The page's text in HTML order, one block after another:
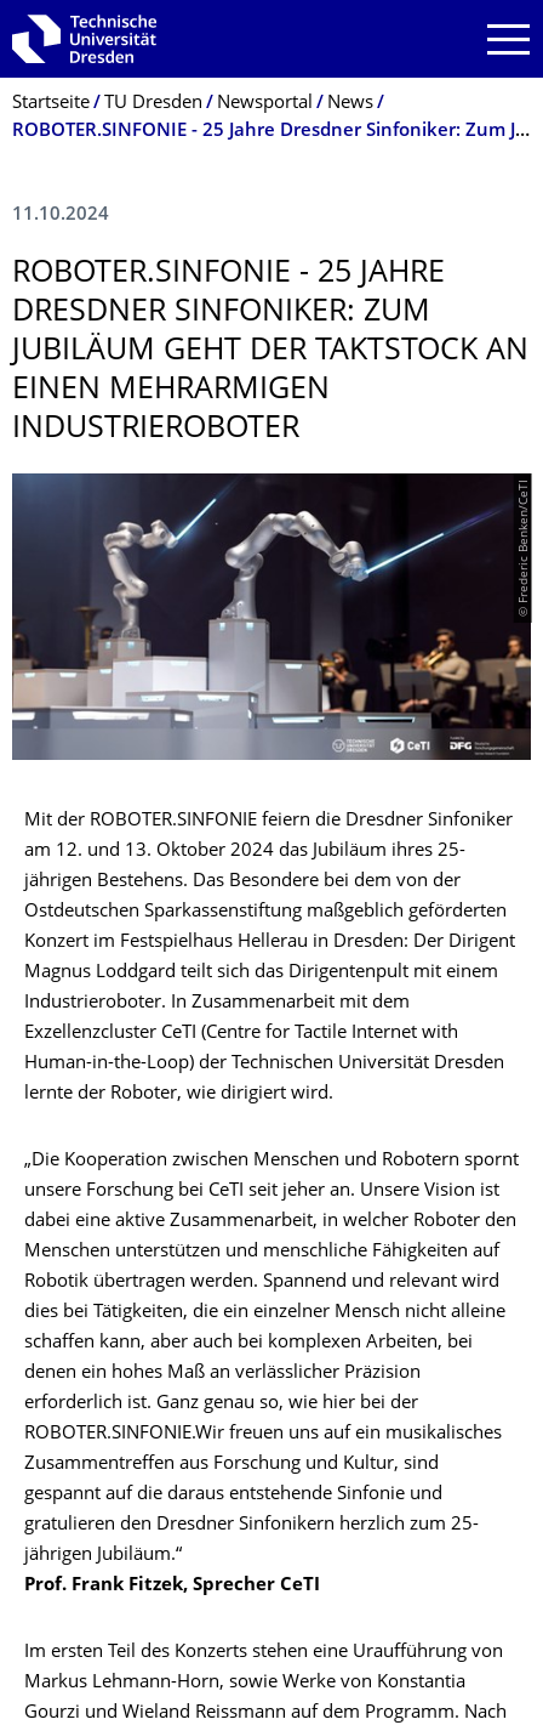
Zur Hauptnavigation springen
Zur Suche springen
Zum Inhalt springen
Breadcrumb-Menü
Startseite TU Dresden Newsportal
News
ROBOTER.SINFONIE - 25 Jahre Dresdner Sinfoniker: Zum Jubiläum geht der Taktstock an einen mehrarmigen Industrieroboter
11.10.2024
ROBOTER.SINFONIE - 25 JAHRE
DRESDNER SINFONIKER: ZUM
JUBILÄUM GEHT DER TAKTSTOCK AN
EINEN MEHRARMIGEN
INDUSTRIEROBO­TER
© Frederic Benken/CeTI
Mit der ROBOTER.SINFONIE feiern die Dresdner Sinfoniker
am 12. und 13. Oktober 2024 das Jubiläum ihres 25-
jährigen Bestehens. Das Besondere bei dem von der
Ostdeutschen Sparkassenstiftung maßgeblich geförderten
Konzert im Festspielhaus Hellerau in Dresden: Der Dirigent
Magnus Loddgard teilt sich das Dirigentenpult mit einem
Industrieroboter. In Zusammenarbeit mit dem
Exzellenzcluster CeTI (Centre for Tactile Internet with
Human-in-the-Loop) der Technischen Universität Dresden
lernte der Roboter, wie dirigiert wird.
„Die Kooperation zwischen Menschen und Robotern spornt
unsere Forschung bei CeTI seit jeher an. Unsere Vision ist
dabei eine aktive Zusammenarbeit, in welcher Roboter den
Menschen unterstützen und menschliche Fähigkeiten auf
Robotik übertragen werden. Spannend und relevant wird
dies bei Tätigkeiten, die ein einzelner Mensch nicht alleine
schaffen kann, aber auch bei komplexen Arbeiten, bei
denen ein hohes Maß an verlässlicher Präzision
erforderlich ist. Ganz genau so, wie hier bei der
ROBOTER.SINFONIE.Wir freuen uns auf ein musikalisches
Zusammentreffen aus Forschung und Kultur, sind
gespannt auf die daraus entstehende Sinfonie und
gratulieren den Dresdner Sinfonikern herzlich zum 25-
jährigen Jubiläum.“
Prof. Frank Fitzek, Sprecher CeTI
Im ersten Teil des Konzerts stehen eine Uraufführung von
Markus Lehmann-Horn, sowie Werke von Konstantia
Gourzi und Wieland Reissmann auf dem Programm. Nach